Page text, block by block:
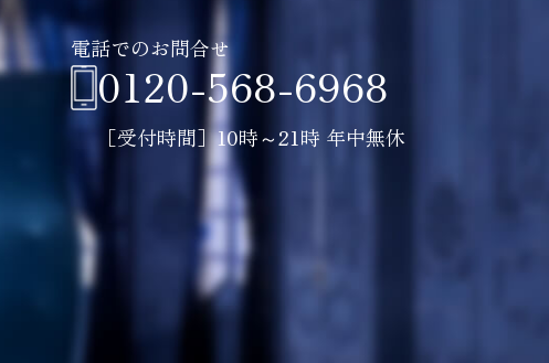
電話でのお問合せ
0120-568-6968
［受付時間］10時～21時 年中無休